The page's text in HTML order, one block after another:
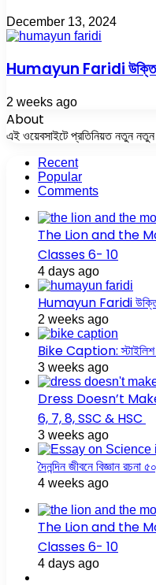
December 13, 2024
Humayun Faridi উক্তি:
2 weeks ago
About
এই ওয়েবসাইটে প্রতিনিয়ত নতুন নতুন
Recent
Popular
Comments
The Lion and the
Classes 6- 10
4 days ago
Humayun Faridi উক্তি:
2 weeks ago
Bike Caption: স্টাইলিশ
3 weeks ago
Dress Doesn’t
6, 7, 8, SSC & HSC
3 weeks ago
দৈনন্দিন জীবনে বিজ্ঞান
4 weeks ago
The Lion and the
Classes 6- 10
4 days ago